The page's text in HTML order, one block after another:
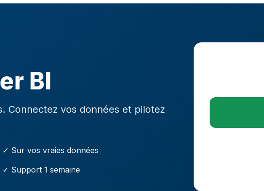
BI
Connectez vos données et pilotez
✓ Sur vos vraies données
✓ Support 1 semaine